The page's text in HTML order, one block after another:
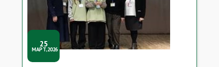
25
МАРТ,2026